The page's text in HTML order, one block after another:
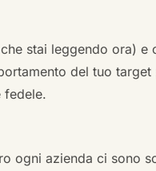
stai leggendo ora) e
del tuo
fedele.
ogni azienda ci sono